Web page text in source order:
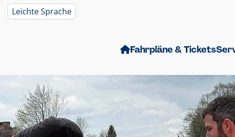
Leichte Sprache
Fahrpläne & Tickets